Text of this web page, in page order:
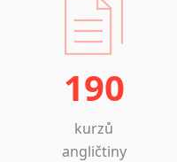
190
kurzů
angličtiny